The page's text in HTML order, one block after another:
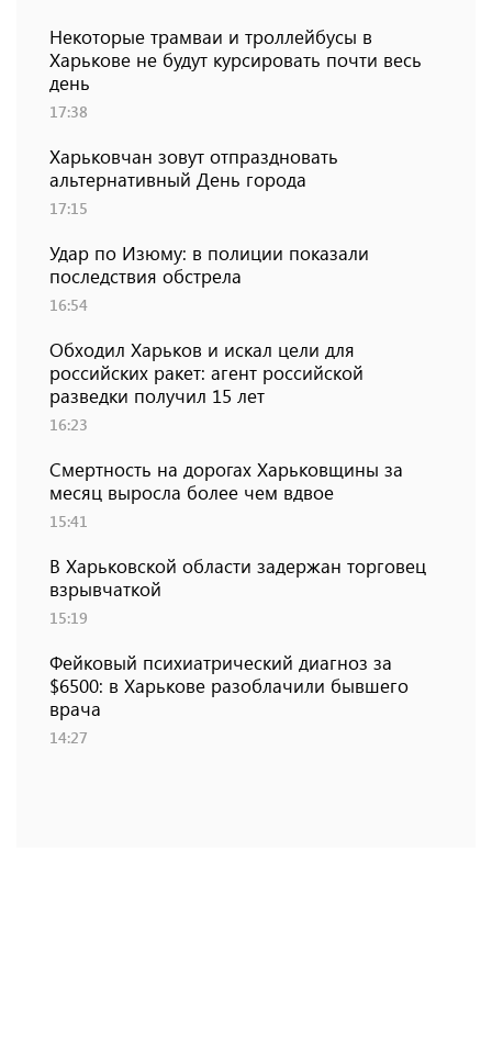
Некоторые трамваи и троллейбусы в
Харькове не будут курсировать почти весь
день
17:38
Харьковчан зовут отпраздновать
альтернативный День города
17:15
Удар по Изюму: в полиции показали
последствия обстрела
16:54
Обходил Харьков и искал цели для
российских ракет: агент российской
разведки получил 15 лет
16:23
Смертность на дорогах Харьковщины за
месяц выросла более чем вдвое
15:41
В Харьковской области задержан торговец
взрывчаткой
15:19
Фейковый психиатрический диагноз за
$6500: в Харькове разоблачили бывшего
врача
14:27